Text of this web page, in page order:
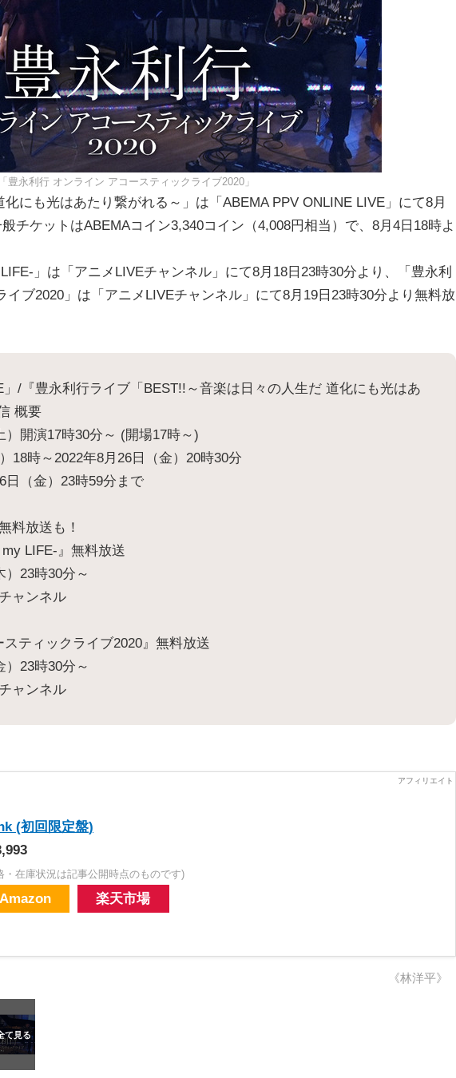
「豊永利行 オンライン アコースティックライブ2020」
化にも光はあたり繋がれる～」は「ABEMA PPV ONLINE LIVE」にて8月
チケットはABEMAコイン3,340コイン（4,008円相当）で、8月4日18時よ
」は「アニメLIVEチャンネル」にて8月18日23時30分より、「豊永利
ブ2020」は「アニメLIVEチャンネル」にて8月19日23時30分より無料放
/『豊永利行ライブ「BEST!!～音楽は日々の人生だ 道化にも光はあ
概要
開演17時30分～ (開場17時～)
18時～2022年8月26日（金）20時30分
日（金）23時59分まで
料放送も！
LIFE-』無料放送
）23時30分～
ャンネル
スティックライブ2020』無料放送
）23時30分～
ャンネル
(初回限定盤)
・在庫状況は記事公開時点のものです)
Amazon 楽天市場
《林洋平》